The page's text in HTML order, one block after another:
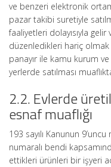
ve benzeri elektronik
pazar takibi suretiyle
faaliyetleri dolayısıyla
düzenledikleri hariç
panayır ile kamu kurum
yerlerde satılması
2.2. Evlerde
esnaf muaflığı
193 sayılı Kanunun
numaralı bendi
ettikleri ürünleri bir işyeri